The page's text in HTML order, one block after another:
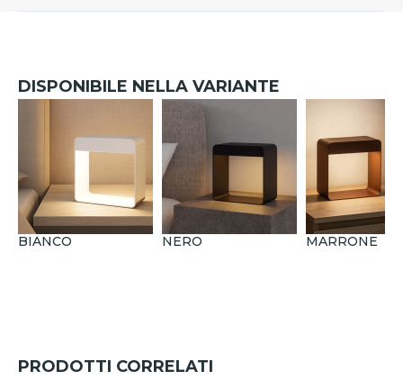
DISPONIBILE NELLA VARIANTE
BIANCO NERO MARRONE
PRODOTTI CORRELATI